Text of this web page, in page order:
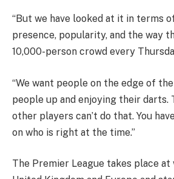
“But we have looked at it in terms
presence, popularity, and the way
10,000-person crowd every
“We want people on the edge of
people up and enjoying their darts.
other players can’t do that. You
on who is right at the time.”
The Premier League takes place at